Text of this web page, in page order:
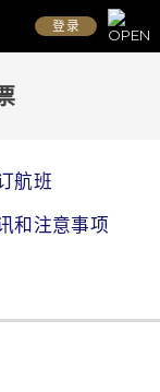
登录
航班
和注意事项